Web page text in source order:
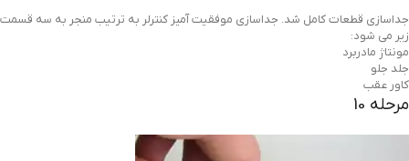
جداسازی قطعات کامل شد. جداسازی موفقیت آمیز کنترلر به ترتیب منجر به سه قسمت
زیر می شود:
مونتاژ مادربرد
جلد جلو
کاور عقب
مرحله 10